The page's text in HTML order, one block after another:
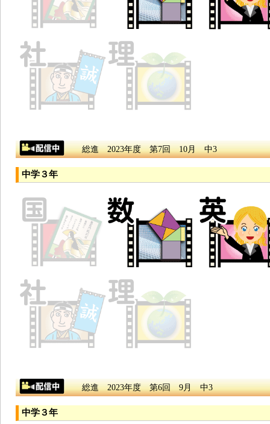
総進 2023年度 第7回 10月 中3
中学３年
総進 2023年度 第6回 9月 中3
中学３年